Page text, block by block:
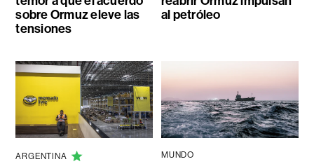
sobre Ormuz eleve las
tensiones
al petróleo
ARGENTINA MUNDO